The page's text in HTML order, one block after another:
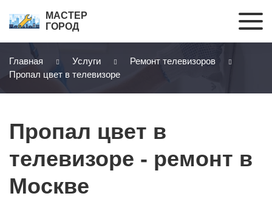
МАСТЕР
ГОРОД
Главная Услуги
Ремонт телевизоров
Пропал цвет в телевизоре
Пропал цвет в
телевизоре - ремонт в
Москве